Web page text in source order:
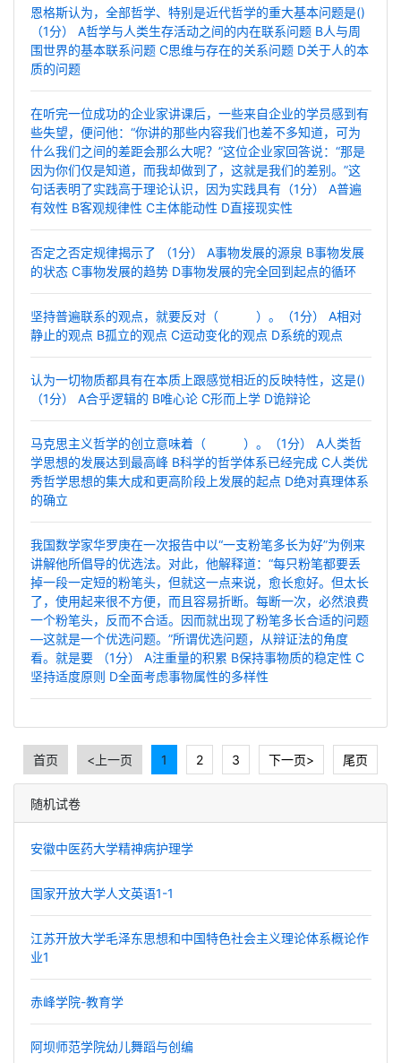
恩格斯认为，全部哲学、特别是近代哲学的重大基本问题是()
（1分） A哲学与人类生存活动之间的内在联系问题 B人与周
围世界的基本联系问题 C思维与存在的关系问题 D关于人的本
质的问题
在听完一位成功的企业家讲课后，一些来自企业的学员感到有
些失望，便问他：“你讲的那些内容我们也差不多知道，可为
什么我们之间的差距会那么大呢？”这位企业家回答说：“那是
因为你们仅是知道，而我却做到了，这就是我们的差别。”这
句话表明了实践高于理论认识，因为实践具有（1分） A普遍
有效性 B客观规律性 C主体能动性 D直接现实性
否定之否定规律揭示了 （1分） A事物发展的源泉 B事物发展
的状态 C事物发展的趋势 D事物发展的完全回到起点的循环
坚持普遍联系的观点，就要反对（ ）。（1分） A相对
静止的观点 B孤立的观点 C运动变化的观点 D系统的观点
认为一切物质都具有在本质上跟感觉相近的反映特性，这是()
（1分） A合乎逻辑的 B唯心论 C形而上学 D诡辩论
马克思主义哲学的创立意味着（ ）。（1分） A人类哲
学思想的发展达到最高峰 B科学的哲学体系已经完成 C人类优
秀哲学思想的集大成和更高阶段上发展的起点 D绝对真理体系
的确立
我国数学家华罗庚在一次报告中以“一支粉笔多长为好”为例来
讲解他所倡导的优选法。对此，他解释道：“每只粉笔都要丢
掉一段一定短的粉笔头，但就这一点来说，愈长愈好。但太长
了，使用起来很不方便，而且容易折断。每断一次，必然浪费
一个粉笔头，反而不合适。因而就出现了粉笔多长合适的问题
—这就是一个优选问题。”所谓优选问题，从辩证法的角度
看。就是要 （1分） A注重量的积累 B保持事物质的稳定性 C
坚持适度原则 D全面考虑事物属性的多样性
首页 <上一页 1 2 3 下一页> 尾页
随机试卷
安徽中医药大学精神病护理学
国家开放大学人文英语1-1
江苏开放大学毛泽东思想和中国特色社会主义理论体系概论作
业1
赤峰学院-教育学
阿坝师范学院幼儿舞蹈与创编